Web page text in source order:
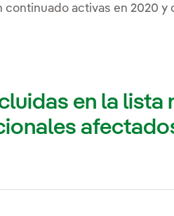
continuado activas en 2020
en la lista